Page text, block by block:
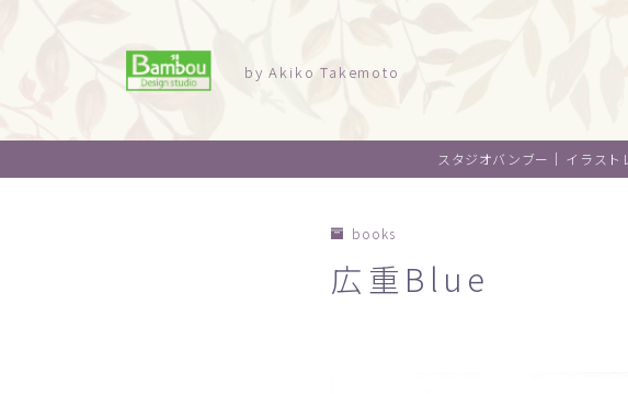
by Akiko Takemoto
スタジオバンブー｜ イラスト
books
広重Blue